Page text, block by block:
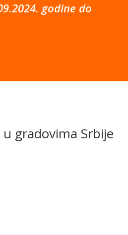
godine do
gradovima Srbije